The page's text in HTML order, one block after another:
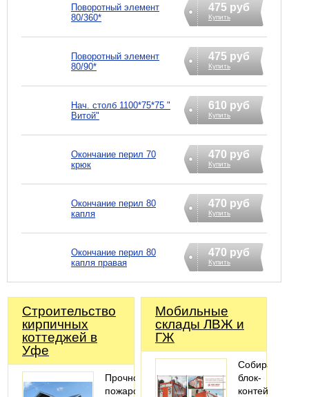
Поворотный элемент
80/360*
475 руб
Купить
Поворотный элемент
80/90*
475 руб
Купить
Нач. столб 1100*75*75 "
Витой"
610 руб
Купить
Окончание перил 70
крюк
470 руб
Купить
Окончание перил 80
капля
470 руб
Купить
Окончание перил 80
капля правая
470 руб
Купить
Строительство
кирпичных
коттеджей в
Уфе
Прочность,
пожаробезопасность,
Мобильные
склады ЛВЖ и
ГЖ
Собираем
блок-
контейнеры